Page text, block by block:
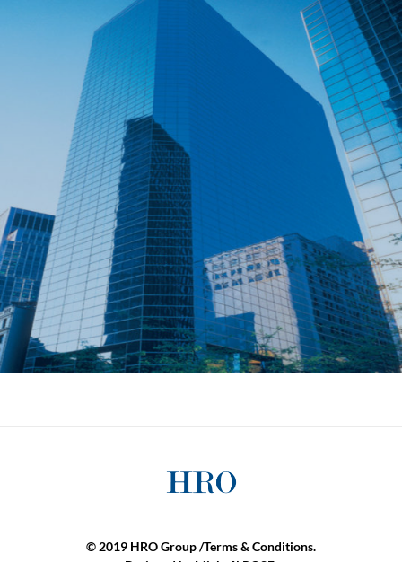
© 2019 HRO Group /Terms & Conditions.